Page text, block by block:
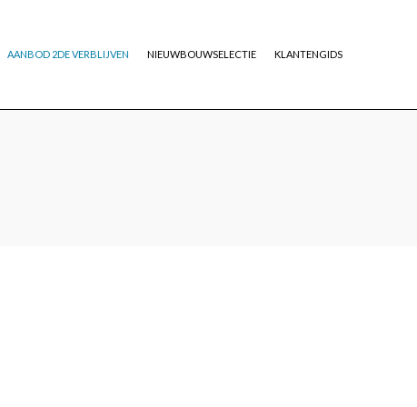
AANBOD 2DE VERBLIJVEN NIEUWBOUWSELECTIE KLANTENGIDS